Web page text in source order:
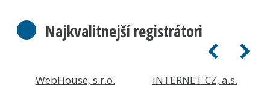
Najkvalitnejší registrátori
WebHouse, s.r.o. INTERNET CZ, a.s.